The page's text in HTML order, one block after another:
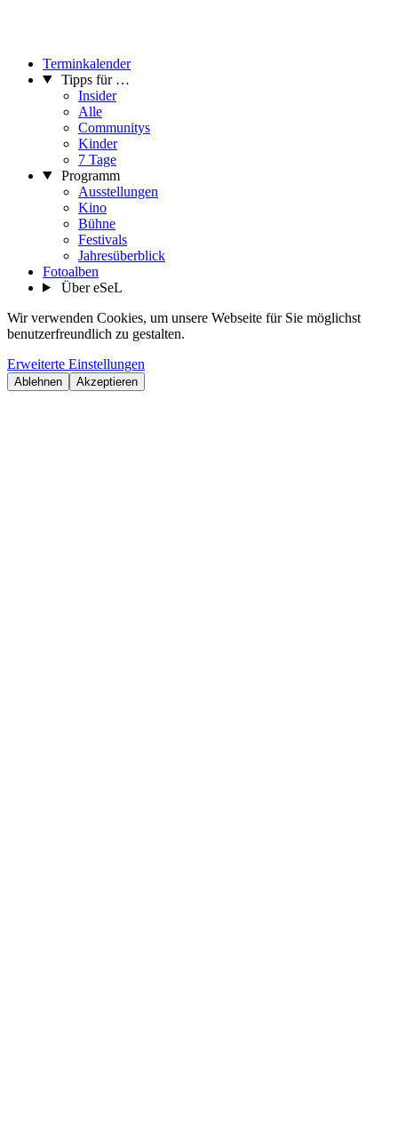
Terminkalender
Tipps für …
Insider
Alle
Communitys
Kinder
7 Tage
Programm
Ausstellungen
Kino
Bühne
Festivals
Jahresüberblick
Fotoalben
Über eSeL
Wir verwenden Cookies, um unsere Webseite für Sie möglichst
benutzerfreundlich zu gestalten.
Erweiterte Einstellungen
Ablehnen Akzeptieren